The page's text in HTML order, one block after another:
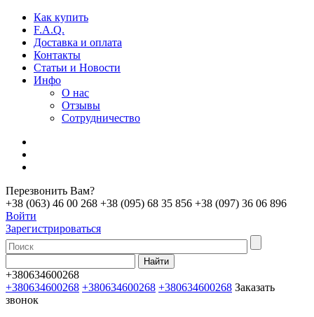
Как купить
F.A.Q.
Доставка и оплата
Контакты
Статьи и Новости
Инфо
О нас
Отзывы
Сотрудничество
Перезвонить Вам?
+38 (063) 46 00 268 +38 (095) 68 35 856 +38 (097) 36 06 896
Войти
Зарегистрироваться
+380634600268
+380634600268 +380634600268 +380634600268 Заказать
звонок